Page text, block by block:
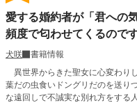
愛する婚約者が「君への
頻度で匂わせてくるので
犬咲
書籍情報
異世界からきた聖女に心変わり
葉だの虫食いドングリだのを送り
な遠回しで不誠実な別れ方をする